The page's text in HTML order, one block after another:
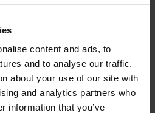
content and ads, to
and to analyse our traffic.
about your use of our site with
and analytics partners who
information that you’ve
de una estrategia
en el e-